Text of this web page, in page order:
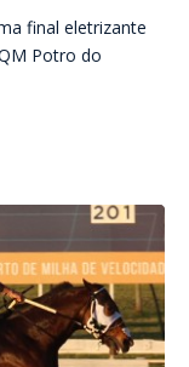
final eletrizante
Potro do